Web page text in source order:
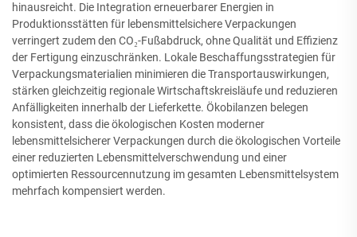
hinausreicht. Die Integration erneuerbarer Energien in
Produktionsstätten für lebensmittelsichere Verpackungen
verringert zudem den CO₂-Fußabdruck, ohne Qualität und Effizienz
der Fertigung einzuschränken. Lokale Beschaffungsstrategien für
Verpackungsmaterialien minimieren die Transportauswirkungen,
stärken gleichzeitig regionale Wirtschaftskreisläufe und reduzieren
Anfälligkeiten innerhalb der Lieferkette. Ökobilanzen belegen
konsistent, dass die ökologischen Kosten moderner
lebensmittelsicherer Verpackungen durch die ökologischen Vorteile
einer reduzierten Lebensmittelverschwendung und einer
optimierten Ressourcennutzung im gesamten Lebensmittelsystem
mehrfach kompensiert werden.